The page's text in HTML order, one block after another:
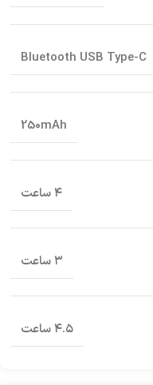
Bluetooth USB Type-C
250mAh
۴ ساعت
۳ ساعت
۴.۵ ساعت